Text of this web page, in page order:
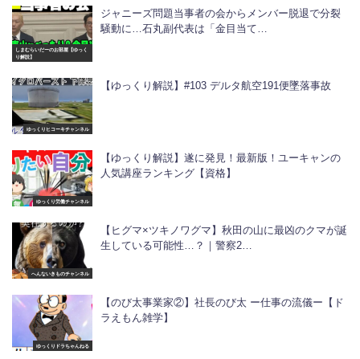
しまむらいだーのお部屋【ゆっく
り解説】
ジャニーズ問題当事者の会からメンバー脱退で分裂
騒動に…石丸副代表は「金目当て…
ゆっくりヒコーキチャンネル
【ゆっくり解説】#103 デルタ航空191便墜落事故
ゆっくり労働チャンネル
【ゆっくり解説】遂に発見！最新版！ユーキャンの
人気講座ランキング【資格】
へんないきものチャンネル
【ヒグマ×ツキノワグマ】秋田の山に最凶のクマが誕
生している可能性…？｜警察2…
ゆっくりドラちゃんねる
【のび太事業家②】社長のび太 ー仕事の流儀ー【ド
ラえもん雑学】